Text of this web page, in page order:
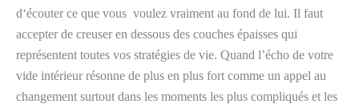
d‘écouter ce que vous voulez vraiment au fond de lui. Il faut
accepter de creuser en dessous des couches épaisses qui
représentent toutes vos stratégies de vie. Quand l’écho de votre
vide intérieur résonne de plus en plus fort comme un appel au
changement surtout dans les moments les plus compliqués et les